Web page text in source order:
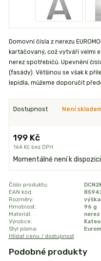
Domovní čísla z nerezu
kartáčovaný, což vytváří velmi
nerez spotřebičů. Upevnění
(fasády). Většinou se však k
lepidla, můžeme doporučit
Dostupnost Není
199 Kč
164 Kč bez DPH
Momentálně není k dispozici
Číslo produktu:
EAN kód:
Rozměry:
výška
Hmotnost:
96 g
Materiál:
nerez
Výrobce:
Styl písma:
Hlídat cenu / dostupnost
Podobné produkty